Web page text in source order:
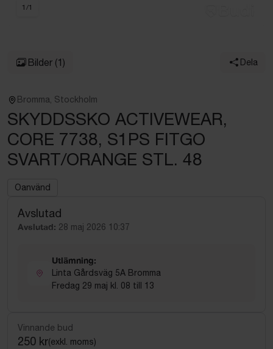
1 /1
Bilder (1) Dela
Bromma, Stockholm
SKYDDSSKO ACTIVEWEAR,
CORE 7738, S1PS FITGO
SVART/ORANGE STL. 48
Oanvänd
Avslutad
Avslutad: 28 maj 2026 10:37
Utlämning:
Linta Gårdsväg 5A Bromma
Fredag 29 maj kl. 08 till 13
Vinnande bud
250 kr(exkl. moms)